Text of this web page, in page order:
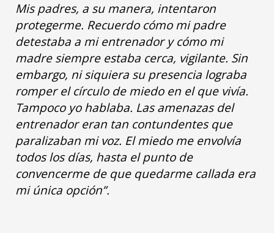
Mis padres, a su manera, intentaron
protegerme. Recuerdo cómo mi padre
detestaba a mi entrenador y cómo mi
madre siempre estaba cerca, vigilante. Sin
embargo, ni siquiera su presencia lograba
romper el círculo de miedo en el que vivía.
Tampoco yo hablaba. Las amenazas del
entrenador eran tan contundentes que
paralizaban mi voz. El miedo me envolvía
todos los días, hasta el punto de
convencerme de que quedarme callada era
mi única opción”.